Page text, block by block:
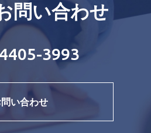
問い合わせ
3993
い合わせ